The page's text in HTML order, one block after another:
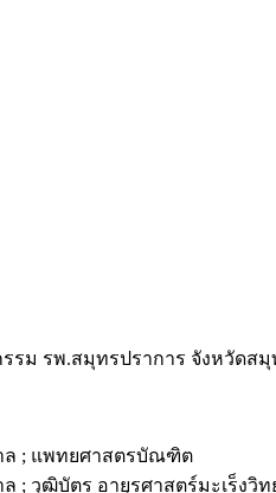
รม รพ.สมุทรปราการ จังหวัดส
ล ; แพทยศาสตรบัณฑิต
ล ; วุฒิบัตร อายุรศาสตร์มะเร็